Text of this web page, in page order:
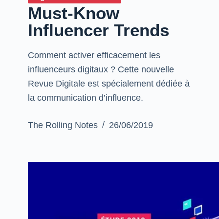
Must-Know
Influencer Trends
Comment activer efficacement les
influenceurs digitaux ? Cette nouvelle
Revue Digitale est spécialement dédiée à
la communication d’influence.
The Rolling Notes 26/06/2019